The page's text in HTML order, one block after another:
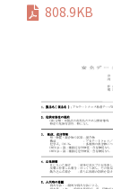
808.9KB